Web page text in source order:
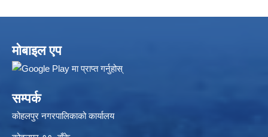
मोबाइल एप
सम्पर्क
कोहलपुर नगरपालिकाको कार्यालय